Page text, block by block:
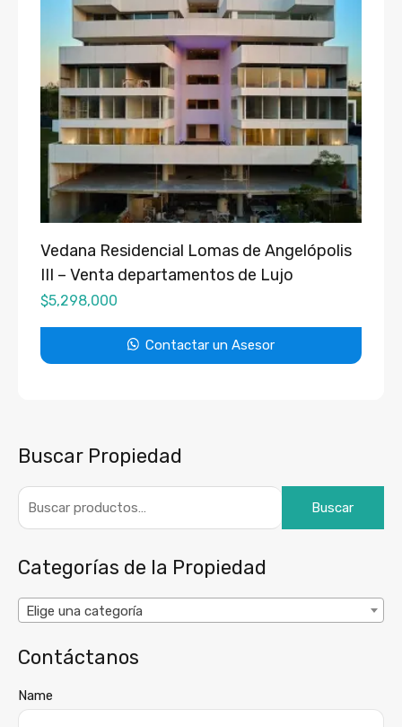
Vedana Residencial Lomas de Angelópolis
III – Venta departamentos de Lujo
$5,298,000
Contactar un Asesor
Buscar Propiedad
Buscar
Categorías de la Propiedad
Elige una categoría
Contáctanos
Name